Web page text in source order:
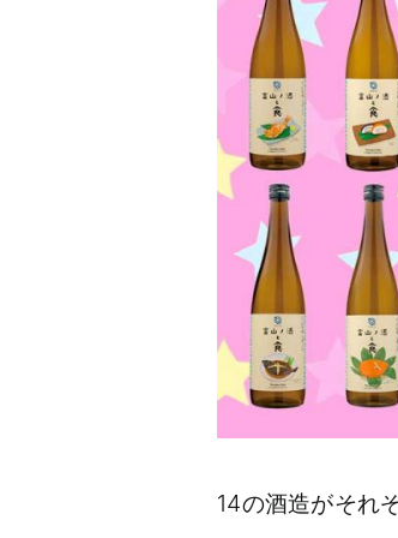
14の酒造がそれ